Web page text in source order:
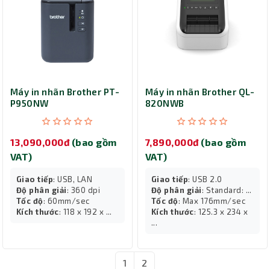
Máy in nhãn Brother PT-
P950NW
13,090,000đ (bao gồm
VAT)
Giao tiếp: USB, LAN
Độ phân giải: 360 dpi
Tốc độ: 60mm/sec
Kích thước: 118 x 192 x ...
Máy in nhãn Brother QL-
820NWB
7,890,000đ (bao gồm
VAT)
Giao tiếp: USB 2.0
Độ phân giải: Standard: ...
Tốc độ: Max 176mm/sec
Kích thước: 125.3 x 234 x
...
1 2